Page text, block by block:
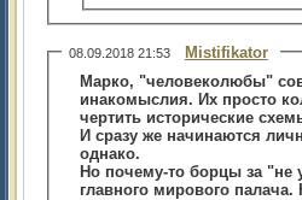
08.09.2018 21:53
Mistifikator
Марко, "человеколюбы"
инакомыслия. Их просто
чертить исторические
И сразу же начинаются
однако.
Но почему-то борцы за "не
главного мирового